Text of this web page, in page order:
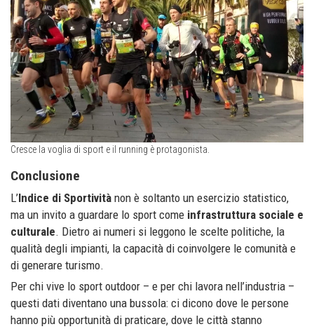
Cresce la voglia di sport e il running è protagonista.
Conclusione
L’Indice di Sportività non è soltanto un esercizio statistico,
ma un invito a guardare lo sport come infrastruttura sociale e
culturale. Dietro ai numeri si leggono le scelte politiche, la
qualità degli impianti, la capacità di coinvolgere le comunità e
di generare turismo.
Per chi vive lo sport outdoor – e per chi lavora nell’industria –
questi dati diventano una bussola: ci dicono dove le persone
hanno più opportunità di praticare, dove le città stanno